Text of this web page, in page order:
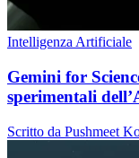
Intelligenza Artificiale
Gemini for
sperimentali
Scritto da Pushmeet